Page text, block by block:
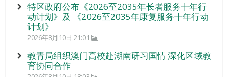
特区政府公布《2026至2035年长者服务十年行
动计划》及 《2026至2035年康复服务十年行动
计划》
2026年8月10日 21:01
教青局组织澳门高校赴湖南研习国情 深化区域教
育协同合作